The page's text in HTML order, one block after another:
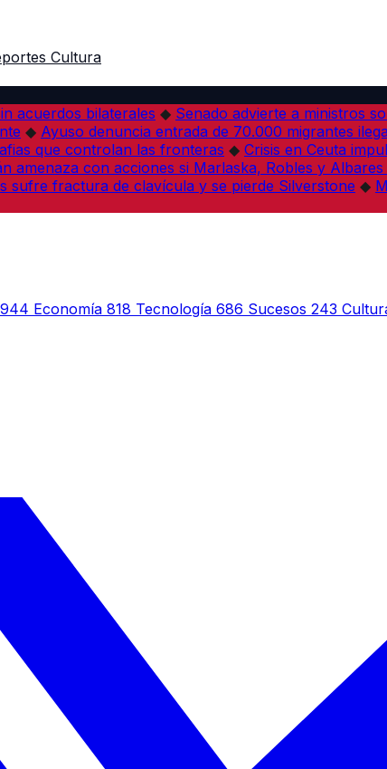
Cultura
acuerdos bilaterales ◆ Senado advierte a ministros
◆ Ayuso denuncia entrada de 70.000 migrantes
que controlan las fronteras ◆ Crisis en Ceuta
amenaza con acciones si Marlaska, Robles y
sufre fractura de clavícula y se pierde Silverstone ◆
944 Economía 818 Tecnología 686 Sucesos 243